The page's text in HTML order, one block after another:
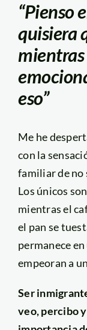
“Pienso
quisiera
eso”
Me he
con la
familiar de no
Los únicos
mientras el
el pan se
permanece
empeoran a
Ser
veo, percibo